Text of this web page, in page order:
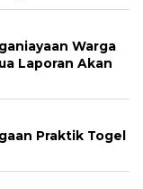
Warga
Laporan Akan
Praktik Togel